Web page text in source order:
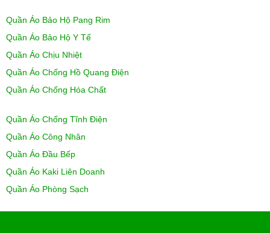
Quần Áo Bảo Hộ Pang Rim
Quần Áo Bảo Hộ Y Tế
Quần Áo Chịu Nhiệt
Quần Áo Chống Hồ Quang Điện
Quần Áo Chống Hóa Chất
Quần Áo Chống Tĩnh Điện
Quần Áo Công Nhân
Quần Áo Đầu Bếp
Quần Áo Kaki Liên Doanh
Quần Áo Phòng Sạch